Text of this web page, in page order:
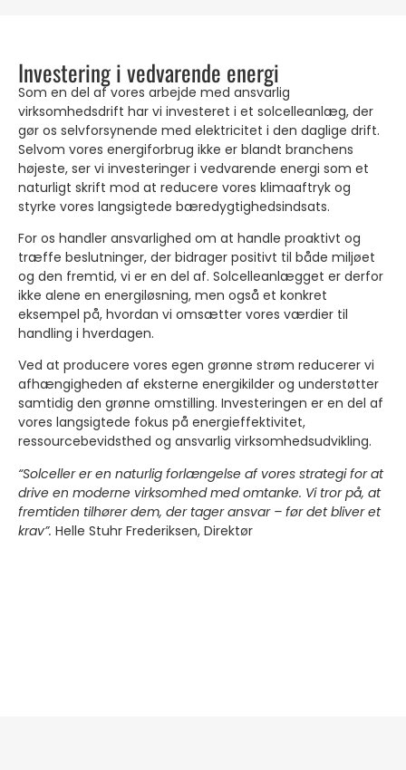
Investering i vedvarende energi
Som en del af vores arbejde med ansvarlig
virksomhedsdrift har vi investeret i et solcelleanlæg, der
gør os selvforsynende med elektricitet i den daglige drift.
Selvom vores energiforbrug ikke er blandt branchens
højeste, ser vi investeringer i vedvarende energi som et
naturligt skrift mod at reducere vores klimaaftryk og
styrke vores langsigtede bæredygtighedsindsats.
For os handler ansvarlighed om at handle proaktivt og
træffe beslutninger, der bidrager positivt til både miljøet
og den fremtid, vi er en del af. Solcelleanlægget er derfor
ikke alene en energiløsning, men også et konkret
eksempel på, hvordan vi omsætter vores værdier til
handling i hverdagen.
Ved at producere vores egen grønne strøm reducerer vi
afhængigheden af eksterne energikilder og understøtter
samtidig den grønne omstilling. Investeringen er en del af
vores langsigtede fokus på energieffektivitet,
ressourcebevidsthed og ansvarlig virksomhedsudvikling.
“Solceller er en naturlig forlængelse af vores strategi for at
drive en moderne virksomhed med omtanke. Vi tror på, at
fremtiden tilhører dem, der tager ansvar – før det bliver et
krav”. Helle Stuhr Frederiksen, Direktør